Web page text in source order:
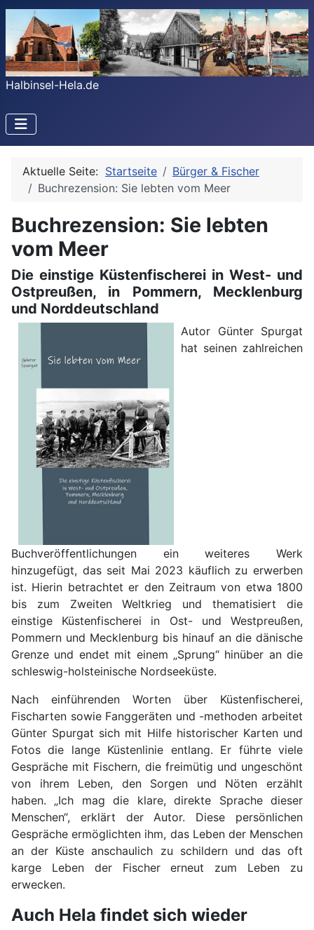
Halbinsel-Hela.de
Aktuelle Seite: Startseite
Bürger & Fischer
Buchrezension: Sie lebten vom Meer
Buchrezension: Sie lebten
vom Meer
Die einstige Küstenfischerei in West- und
Ostpreußen, in Pommern, Mecklenburg
und Norddeutschland
Autor Günter Spurgat
hat seinen zahlreichen
Buchveröffentlichungen ein weiteres Werk
hinzugefügt, das seit Mai 2023 käuflich zu erwerben
ist. Hierin betrachtet er den Zeitraum von etwa 1800
bis zum Zweiten Weltkrieg und thematisiert die
einstige Küstenfischerei in Ost- und Westpreußen,
Pommern und Mecklenburg bis hinauf an die dänische
Grenze und endet mit einem „Sprung“ hinüber an die
schleswig-holsteinische Nordseeküste.
Nach einführenden Worten über Küstenfischerei,
Fischarten sowie Fanggeräten und -methoden arbeitet
Günter Spurgat sich mit Hilfe historischer Karten und
Fotos die lange Küstenlinie entlang. Er führte viele
Gespräche mit Fischern, die freimütig und ungeschönt
von ihrem Leben, den Sorgen und Nöten erzählt
haben. „Ich mag die klare, direkte Sprache dieser
Menschen“, erklärt der Autor. Diese persönlichen
Gespräche ermöglichten ihm, das Leben der Menschen
an der Küste anschaulich zu schildern und das oft
karge Leben der Fischer erneut zum Leben zu
erwecken.
Auch Hela findet sich wieder